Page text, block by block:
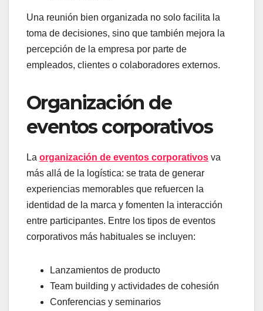
Una reunión bien organizada no solo facilita la
toma de decisiones, sino que también mejora la
percepción de la empresa por parte de
empleados, clientes o colaboradores externos.
Organización de
eventos corporativos
La organización de eventos corporativos va
más allá de la logística: se trata de generar
experiencias memorables que refuercen la
identidad de la marca y fomenten la interacción
entre participantes. Entre los tipos de eventos
corporativos más habituales se incluyen:
Lanzamientos de producto
Team building y actividades de cohesión
Conferencias y seminarios